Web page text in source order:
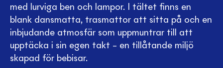
med lurviga ben och lampor. I tältet finns en
blank dansmatta, trasmattor att sitta på och en
inbjudande atmosfär som uppmuntrar till att
upptäcka i sin egen takt – en tillåtande miljö
skapad för bebisar.